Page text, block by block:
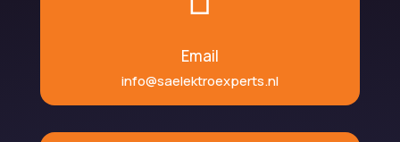
Email
info@saelektroexperts.nl